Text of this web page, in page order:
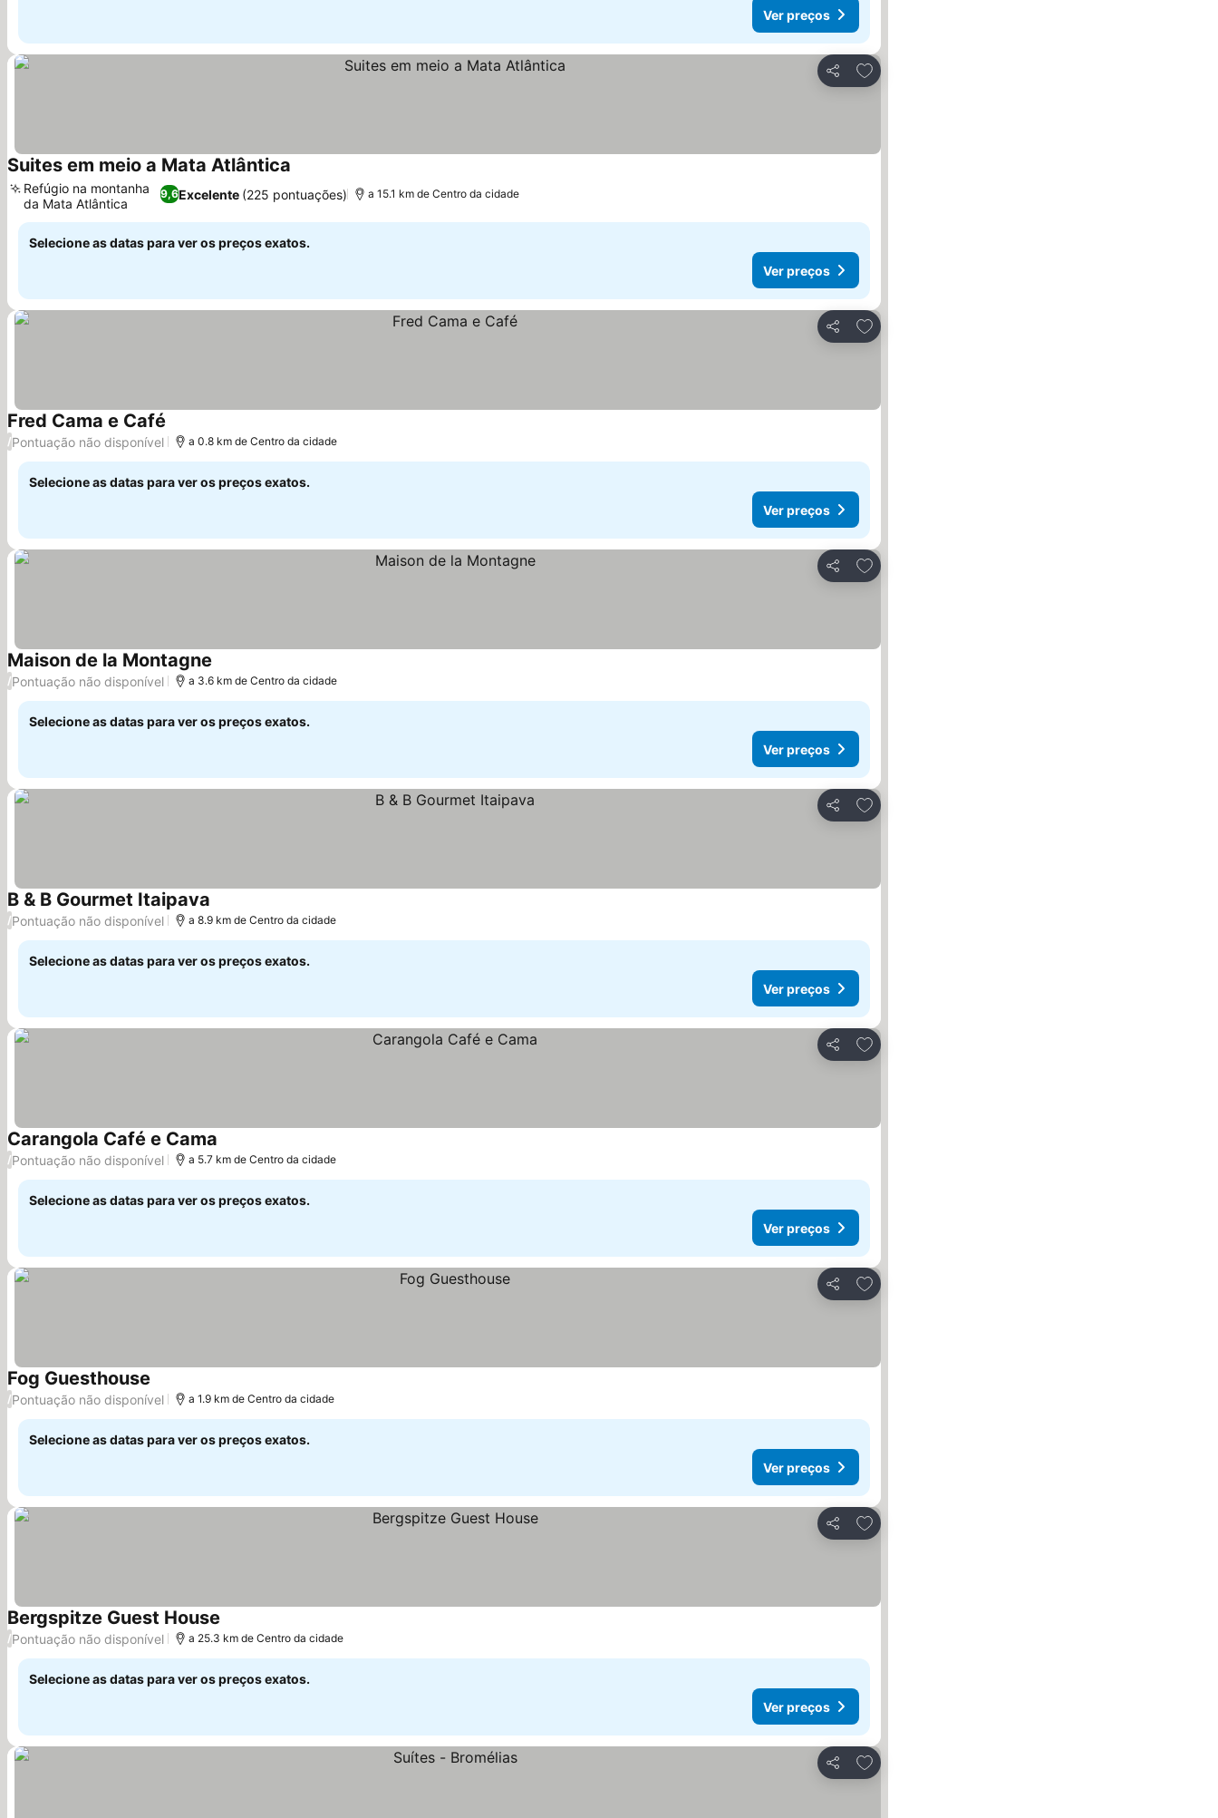
Ver preços
Partilhar
Adicionar aos favoritos
Suites em meio a Mata Atlântica
9,6Excelente (225 pontuações)
Refúgio na montanha
da Mata Atlântica
a 15.1 km de Centro da cidade
Selecione as datas para ver os preços exatos.
Ver preços
Partilhar
Adicionar aos favoritos
Fred Cama e Café
/Pontuação não disponível a 0.8 km de Centro da cidade
Selecione as datas para ver os preços exatos.
Ver preços
Partilhar
Adicionar aos favoritos
Maison de la Montagne
/Pontuação não disponível a 3.6 km de Centro da cidade
Selecione as datas para ver os preços exatos.
Ver preços
Partilhar
Adicionar aos favoritos
B & B Gourmet Itaipava
/Pontuação não disponível a 8.9 km de Centro da cidade
Selecione as datas para ver os preços exatos.
Ver preços
Partilhar
Adicionar aos favoritos
Carangola Café e Cama
/Pontuação não disponível a 5.7 km de Centro da cidade
Selecione as datas para ver os preços exatos.
Ver preços
Partilhar
Adicionar aos favoritos
Fog Guesthouse
/Pontuação não disponível a 1.9 km de Centro da cidade
Selecione as datas para ver os preços exatos.
Ver preços
Partilhar
Adicionar aos favoritos
Bergspitze Guest House
/Pontuação não disponível a 25.3 km de Centro da cidade
Selecione as datas para ver os preços exatos.
Ver preços
Partilhar
Adicionar aos favoritos